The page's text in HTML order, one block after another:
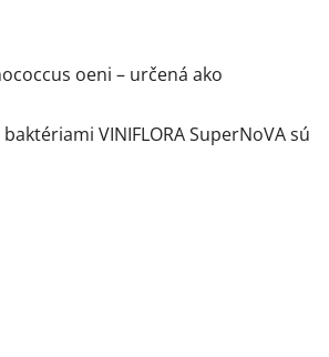
oeni – určená ako
VINIFLORA SuperNoVA sú